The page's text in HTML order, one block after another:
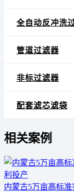
全自动反冲洗
管道过滤器
非标过滤器
配套滤芯滤袋
相关案例
内蒙古5万亩高标